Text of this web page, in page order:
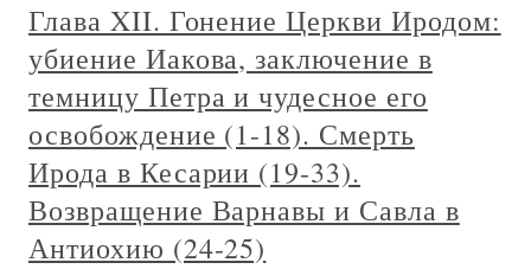
Глава XII. Гонение Церкви Иродом:
убиение Иакова, заключение в
темницу Петра и чудесное его
освобождение (1-18). Смерть
Ирода в Кесарии (19-33).
Возвращение Варнавы и Савла в
Антиохию (24-25)